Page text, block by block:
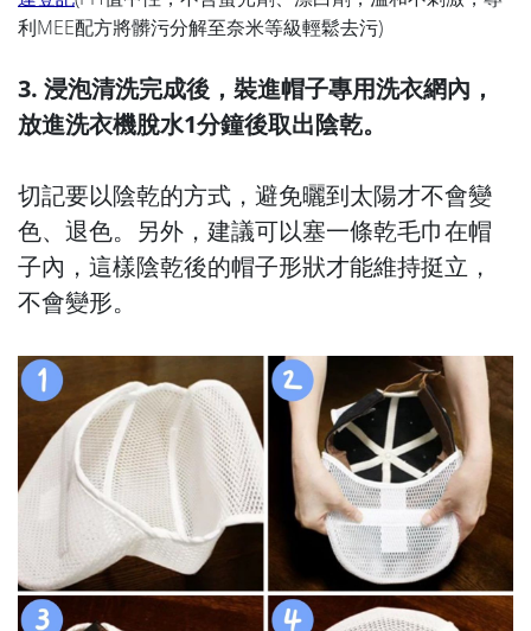
利MEE配方將髒污分解至奈米等級輕鬆去污)
3. 浸泡清洗完成後，裝進帽子專用洗衣網內，
放進洗衣機脫水1分鐘後取出陰乾。
切記要以陰乾的方式，避免曬到太陽才不會變
色、退色。另外，建議可以塞一條乾毛巾在帽
子內，這樣陰乾後的帽子形狀才能維持挺立，
不會變形。